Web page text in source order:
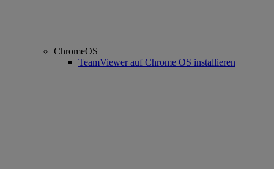
ChromeOS
TeamViewer auf Chrome OS installieren